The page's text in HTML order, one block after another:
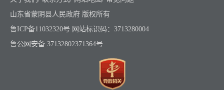
山东省蒙阴县人民政府 版权所有
鲁ICP备11032320号 网站标识码：3713280004
鲁公网安备 37132802371364号